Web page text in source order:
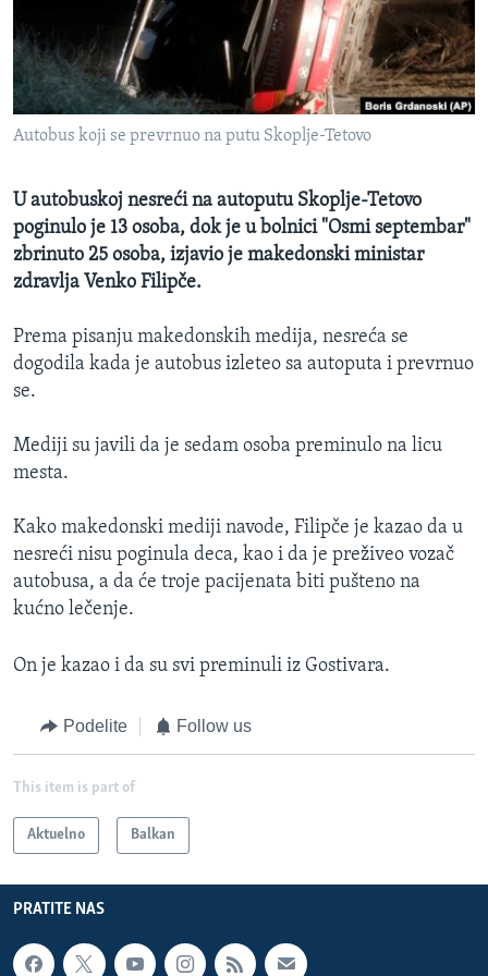
INTERVJU
Autobus koji se prevrnuo na putu Skoplje-Tetovo
U autobuskoj nesreći na autoputu Skoplje-Tetovo
poginulo je 13 osoba, dok je u bolnici "Osmi septembar"
zbrinuto 25 osoba, izjavio je makedonski ministar
zdravlja Venko Filipče.
Prema pisanju makedonskih medija, nesreća se
dogodila kada je autobus izleteo sa autoputa i prevrnuo
se.
Mediji su javili da je sedam osoba preminulo na licu
mesta.
Kako makedonski mediji navode, Filipče je kazao da u
nesreći nisu poginula deca, kao i da je preživeo vozač
autobusa, a da će troje pacijenata biti pušteno na
kućno lečenje.
On je kazao i da su svi preminuli iz Gostivara.
Podelite Follow us
This item is part of
Aktuelno Balkan
PRATITE NAS